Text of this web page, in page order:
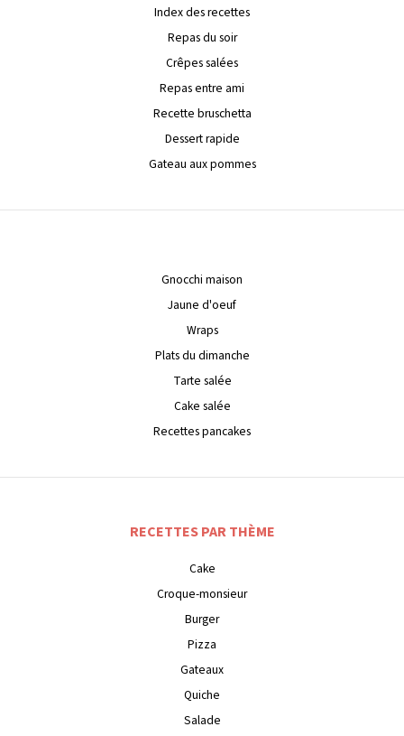
Index des recettes
Repas du soir
Crêpes salées
Repas entre ami
Recette bruschetta
Dessert rapide
Gateau aux pommes
Gnocchi maison
Jaune d'oeuf
Wraps
Plats du dimanche
Tarte salée
Cake salée
Recettes pancakes
RECETTES PAR THÈME
Cake
Croque-monsieur
Burger
Pizza
Gateaux
Quiche
Salade